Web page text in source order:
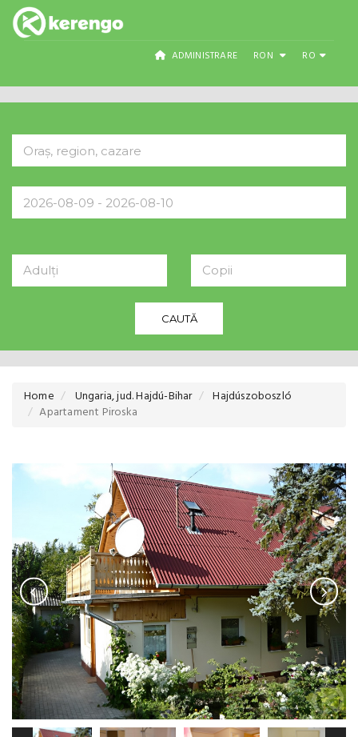
ADMINISTRARE RON RO
Adulți Copii
CAUTĂ
Home Ungaria, jud. Hajdú-Bihar
Hajdúszoboszló
Apartament Piroska